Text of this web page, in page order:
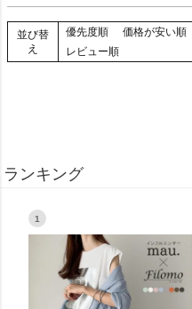
並び替
え
優先度順 価格が安い順
レビュー順
ランキング
1